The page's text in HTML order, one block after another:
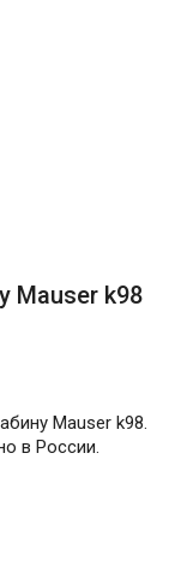
Mauser k98
Mauser k98.
в России.